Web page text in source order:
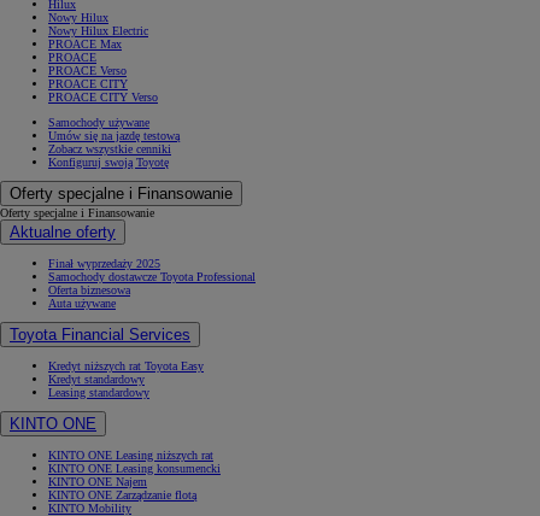
Hilux
Nowy Hilux
Nowy Hilux Electric
PROACE Max
PROACE
PROACE Verso
PROACE CITY
PROACE CITY Verso
Samochody używane
Umów się na jazdę testową
Zobacz wszystkie cenniki
Konfiguruj swoją Toyotę
Oferty specjalne i Finansowanie
Oferty specjalne i Finansowanie
Aktualne oferty
Finał wyprzedaży 2025
Samochody dostawcze Toyota Professional
Oferta biznesowa
Auta używane
Toyota Financial Services
Kredyt niższych rat Toyota Easy
Kredyt standardowy
Leasing standardowy
KINTO ONE
KINTO ONE Leasing niższych rat
KINTO ONE Leasing konsumencki
KINTO ONE Najem
KINTO ONE Zarządzanie flotą
KINTO Mobility